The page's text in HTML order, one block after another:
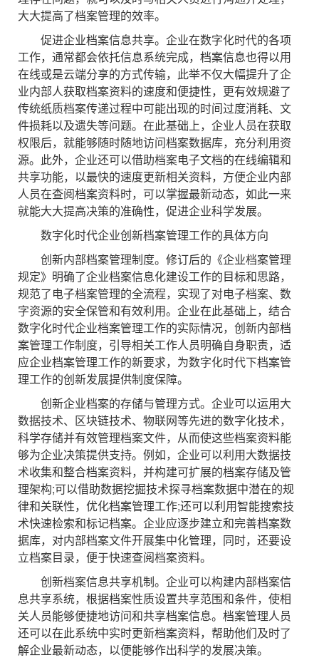
大大提高了档案管理的效率。
促进企业档案信息共享。企业在数字化时代的各项
工作，通常都会依托信息系统完成，档案信息也得以用
在线或是云端分享的方式传输，此举不仅大幅提升了企
业内部人获取档案资料的速度和便捷性，更有效规避了
传统纸质档案传递过程中可能出现的时间过度消耗、文
件损耗以及遗失等问题。在此基础上，企业人员在获取
权限后，就能够随时随地访问档案数据库，充分利用资
源。此外，企业还可以借助档案电子文档的在线编辑和
共享功能，以最快的速度更新相关资料，方便企业内部
人员在查阅档案资料时，可以掌握最新动态，如此一来
就能大大提高决策的准确性，促进企业科学发展。
数字化时代企业创新档案管理工作的具体方向
创新内部档案管理制度。修订后的《企业档案管理
规定》明确了企业档案信息化建设工作的目标和思路，
规范了电子档案管理的全流程，实现了对电子档案、数
字资源的安全保管和有效利用。企业在此基础上，结合
数字化时代企业档案管理工作的实际情况，创新内部档
案管理工作制度，引导相关工作人员明确自身职责，适
应企业档案管理工作的新要求，为数字化时代下档案管
理工作的创新发展提供制度保障。
创新企业档案的存储与管理方式。企业可以运用大
数据技术、区块链技术、物联网等先进的数字化技术，
科学存储并有效管理档案文件，从而使这些档案资料能
够为企业决策提供支持。例如，企业可以利用大数据技
术收集和整合档案资料，并构建可扩展的档案存储及管
理架构;可以借助数据挖掘技术探寻档案数据中潜在的规
律和关联性，优化档案管理工作;还可以利用智能搜索技
术快速检索和标记档案。企业应逐步建立和完善档案数
据库，对内部档案文件开展集中化管理，同时，还要设
立档案目录，便于快速查阅档案资料。
创新档案信息共享机制。企业可以构建内部档案信
息共享系统，根据档案性质设置共享范围和条件，使相
关人员能够便捷地访问和共享档案信息。档案管理人员
还可以在此系统中实时更新档案资料，帮助他们及时了
解企业最新动态，以便能够作出科学的发展决策。